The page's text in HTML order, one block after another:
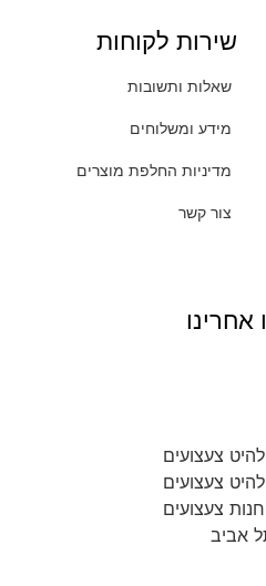
שירות לקוחות
שאלות ותשובות
מידע ומשלוחים
מדיניות החלפת מוצרים
צור קשר
אחרינו